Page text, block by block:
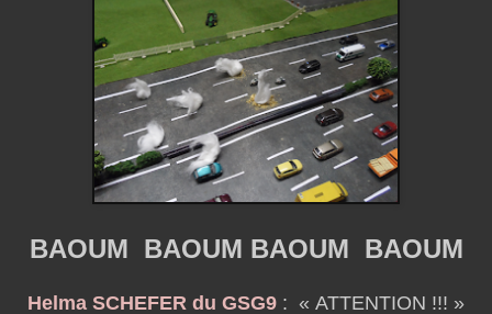
BAOUM BAOUM BAOUM BAOUM
Helma SCHEFER du GSG9 : « ATTENTION !!! »